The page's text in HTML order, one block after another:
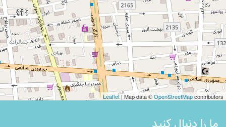
Leaflet| Map data ©OpenStreetMapcontributors